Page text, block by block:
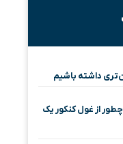
داشته باشیم
از غول کنکور یک